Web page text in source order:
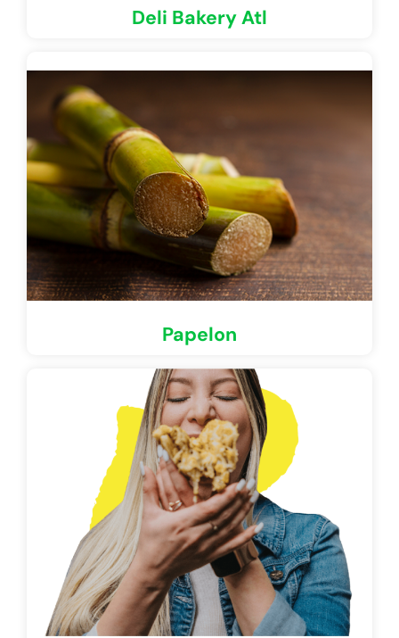
Deli Bakery Atl
Papelon